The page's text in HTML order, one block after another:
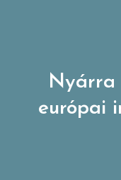
Nyárra
európai